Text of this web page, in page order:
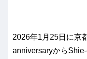
2026年1月25日に京
anniversaryから